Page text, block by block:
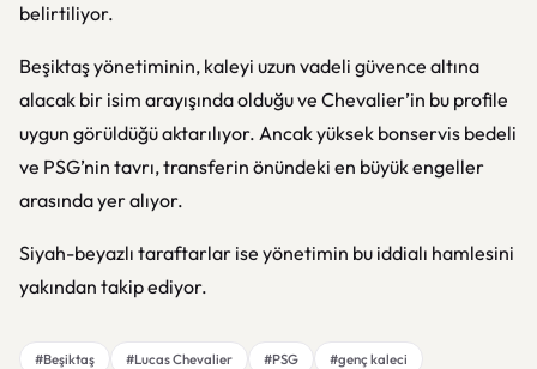
belirtiliyor.
Beşiktaş yönetiminin, kaleyi uzun vadeli güvence altına
alacak bir isim arayışında olduğu ve Chevalier’in bu profile
uygun görüldüğü aktarılıyor. Ancak yüksek bonservis bedeli
ve PSG’nin tavrı, transferin önündeki en büyük engeller
arasında yer alıyor.
Siyah-beyazlı taraftarlar ise yönetimin bu iddialı hamlesini
yakından takip ediyor.
#Beşiktaş #Lucas Chevalier #PSG
#genç kaleci